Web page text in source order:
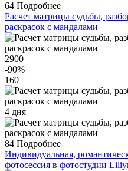
64 Подробнее
Расчет матрицы судьбы,
раскрасок с мандалами
2900
-90%
160
4 дня
84 Подробнее
Индивидуальная,
фотосессия в фотостудии